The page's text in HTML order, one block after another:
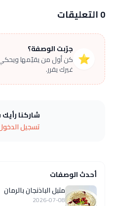
0 التعليقات
⭐
جرّبت الوصفة؟
كن أول من يقيّمها ويحكي
غيرك يقرر.
شاركنا
تسجيل
أحدث الوصفات
متبل الباذنجان بالرمان
2026-07-08